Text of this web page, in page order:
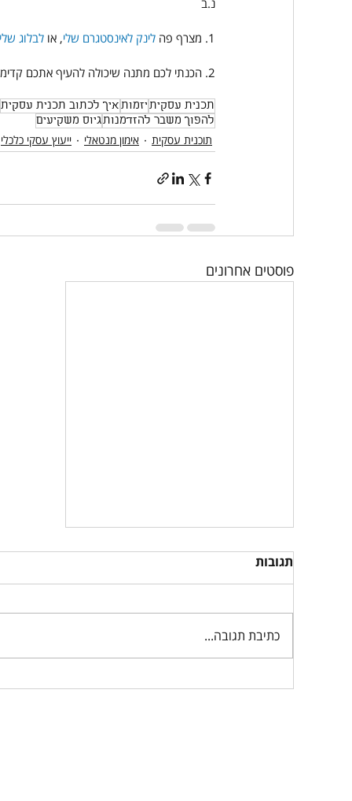
נ.ב
1. מצרף פה לינק לאינסטגרם שלי, או לבלוג שלי
2. הכנתי לכם מתנה שיכולה להעיף אתכם קדימה - ולייצר ודאות, סדר ובהירות לקראת שנת 2024 -
תכנית עסקית יזמות איך לכתוב תכנית עסקית
להפוך משבר להזדמנותגיוס משקיעים
תוכנית עסקית אימון מנטאלי ייעוץ עסקי כלכלי
פוסטים אחרונים
תוכנית עסקית 2026: המדריך
תגובות
כתיבת תגובה...